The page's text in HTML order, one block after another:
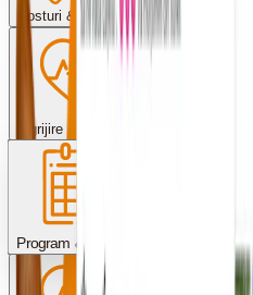
Costuri & plată
Îngrijire post-operator
Program & programări Servicii &